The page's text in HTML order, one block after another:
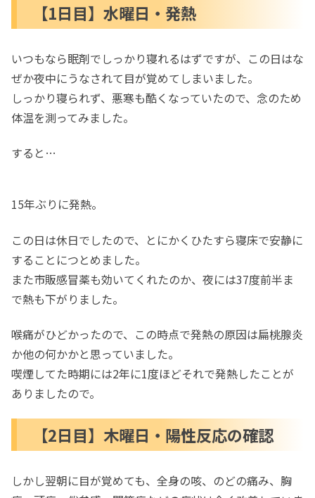
【1日目】水曜日・発熱
いつもなら眠剤でしっかり寝れるはずですが、この日はな
ぜか夜中にうなされて目が覚めてしまいました。
しっかり寝られず、悪寒も酷くなっていたので、念のため
体温を測ってみました。
すると…
15年ぶりに発熱。
この日は休日でしたので、とにかくひたすら寝床で安静に
することにつとめました。
また市販感冒薬も効いてくれたのか、夜には37度前半ま
で熱も下がりました。
喉痛がひどかったので、この時点で発熱の原因は扁桃腺炎
か他の何かかと思っていました。
喫煙してた時期には2年に1度ほどそれで発熱したことが
ありましたので。
【2日目】木曜日・陽性反応の確認
しかし翌朝に目が覚めても、全身の咳、のどの痛み、胸